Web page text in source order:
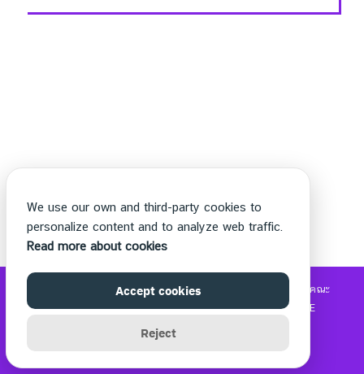
©2026 WWW.THECHETTER.COM. ALL RIGHTS RESERVED. คณะ
วิทยาศาสตร์และเทคโนโลยี|รับซื้อแบรนด์เนม|MOVIE2FREE
We use our own and third-party cookies to
personalize content and to analyze web traffic.
Read more about cookies
Accept cookies
Reject